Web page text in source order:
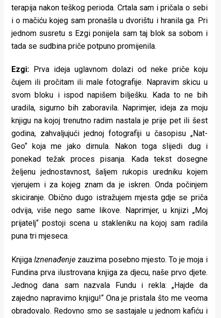
terapija nakon teškog perioda. Crtala sam i pričala o sebi
i o mačiću kojeg sam pronašla u dvorištu i hranila ga. Pri
jednom susretu s Ezgi ponijela sam taj blok sa sobom i
tada se sudbina priče potpuno promijenila.
Ezgi:
Prva ideja uglavnom dolazi od neke priče koju
čujem ili pročitam ili male fotografije. Napravim skicu u
svom bloku i ispod napišem bilješku. Kada to ne bih
uradila, sigurno bih zaboravila. Naprimjer, ideja za moju
knjigu na kojoj trenutno radim nastala je prije pet ili šest
godina, zahvaljujući jednoj fotografiji u časopisu „Nat-
Geo“ koja me jako dirnula. Nakon toga slijedi dug i
ponekad težak proces pisanja. Kada tekst dosegne
željenu jednostavnost, šaljem rukopis uredniku kojem
vjerujem i za kojeg znam da je iskren. Onda počinjem
skiciranje. Obično dugo istražujem mjesta gdje se priča
odvija, više nego same likove. Naprimjer, u knjizi „Moj
prijatelj“ postoji scena u stakleniku na kojoj sam radila
puna tri mjeseca.
KnjigaIznenađenje zauzima posebno mjesto. To je moja i
Fundina prva ilustrovana knjiga za djecu, naše prvo djete.
Jednog dana sam nazvala Fundu i rekla: „Hajde da
zajedno napravimo knjigu!“ Ona je pristala što me veoma
obradovalo. Redovno smo se sastajale u jednom kafiću i